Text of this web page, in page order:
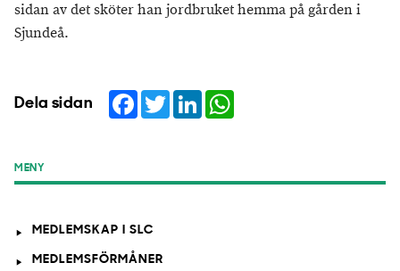
sidan av det sköter han jordbruket hemma på gården i
Sjundeå.
Dela sidan Facebook
TwitterLinkedIn
MENY
MEDLEMSKAP I SLC
MEDLEMSFÖRMÅNER